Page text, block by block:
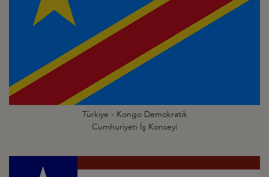
Türkiye - Kongo Demokratik
Cumhuriyeti İş Konseyi